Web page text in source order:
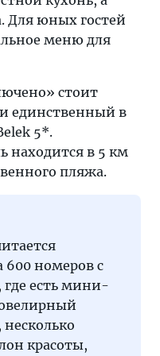
Для юных гостей
меню для
стоит
единственный в
5*.
находится в 5 км
пляжа.
номеров с
есть мини-
красоты,